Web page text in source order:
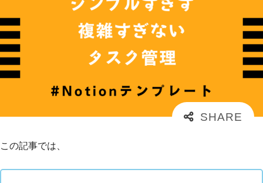
この記事では、